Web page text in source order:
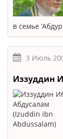
в семье
3 Июль
Иззуддин